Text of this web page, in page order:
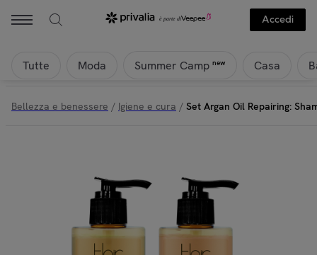
Accedi
Tutte Moda Summer Camp new Casa
Bellezza e benessere / Igiene e cura / Set Argan Oil Repairing: